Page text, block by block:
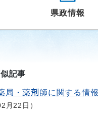
県政情報
記事
局・薬剤師に関する情報
月22日